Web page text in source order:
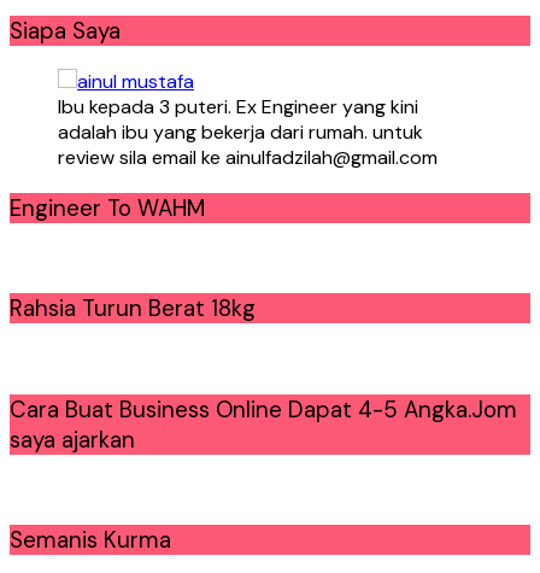
Siapa Saya
Ibu kepada 3 puteri. Ex Engineer yang kini
adalah ibu yang bekerja dari rumah. untuk
review sila email ke ainulfadzilah@gmail.com
Engineer To WAHM
Rahsia Turun Berat 18kg
Cara Buat Business Online Dapat 4-5 Angka.Jom
saya ajarkan
Semanis Kurma